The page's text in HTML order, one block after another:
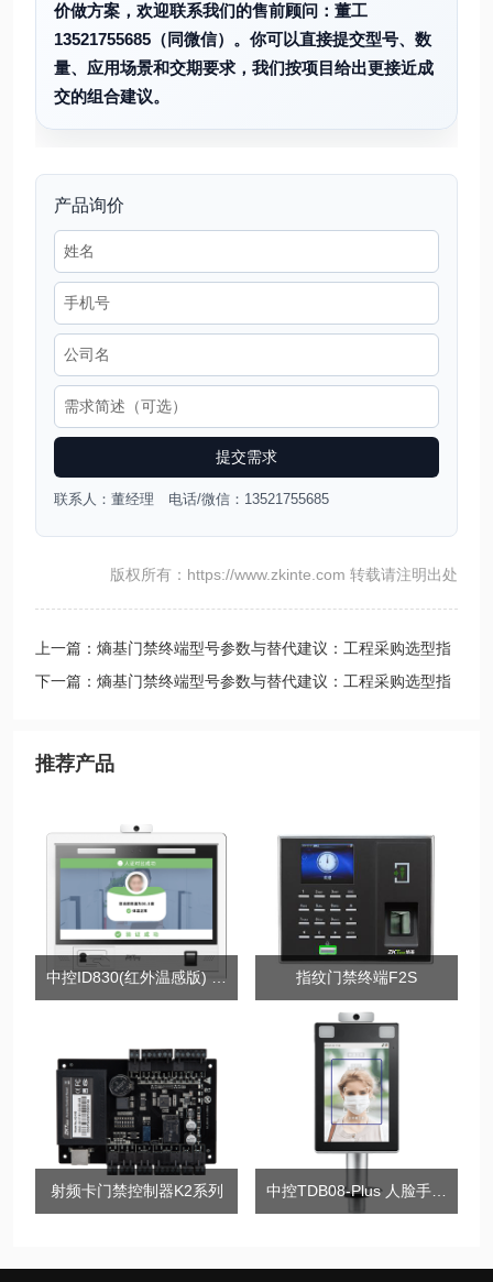
价做方案，欢迎联系我们的售前顾问：董工
13521755685（同微信）。你可以直接提交型号、数
量、应用场景和交期要求，我们按项目给出更接近成
交的组合建议。
产品询价
提交需求
联系人：董经理 电话/微信：13521755685
版权所有：https://www.zkinte.com 转载请注明出处
上一篇：熵基门禁终端型号参数与替代建议：工程采购选型指
南
下一篇：熵基门禁终端型号参数与替代建议：工程采购选型指
推荐产品
中控ID830(红外温感版) 多功能人证核验终端 指纹门禁终端F2S
射频卡门禁控制器K2系列